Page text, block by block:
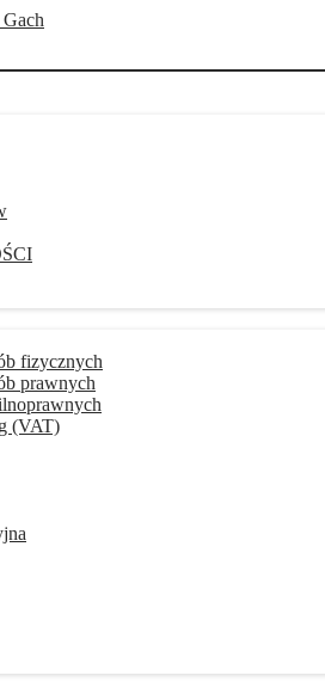
fizycznych
prawnych
(VAT)